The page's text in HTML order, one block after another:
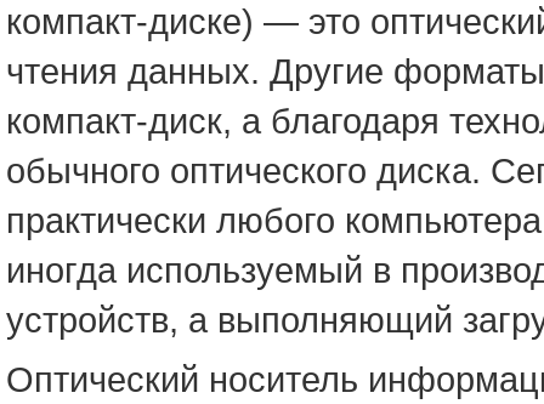
компакт-диске) — это
чтения данных. Другие
компакт-диск, а благодаря
обычного оптического диска.
практически любого
иногда используемый в
устройств, а выполняющий
Оптический носитель